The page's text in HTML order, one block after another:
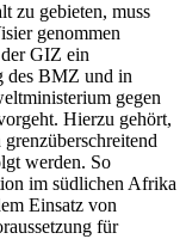
zu gebieten, muss
genommen
GIZ ein
des BMZ und in
gegen
Hierzu gehört,
werden. So
im südlichen Afrika
Einsatz von
für